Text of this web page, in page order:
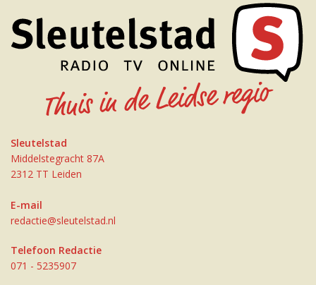
Sleutelstad
Middelstegracht 87A
2312 TT Leiden
E-mail
redactie@sleutelstad.nl
Telefoon Redactie
071 - 5235907